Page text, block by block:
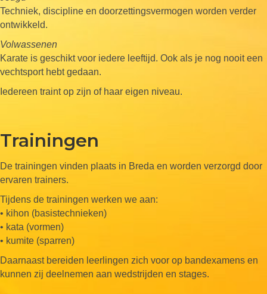
Techniek, discipline en doorzettingsvermogen worden verder
ontwikkeld.
Volwassenen
Karate is geschikt voor iedere leeftijd. Ook als je nog nooit een
vechtsport hebt gedaan.
Iedereen traint op zijn of haar eigen niveau.
Trainingen
De trainingen vinden plaats in Breda en worden verzorgd door
ervaren trainers.
Tijdens de trainingen werken we aan:
• kihon (basistechnieken)
• kata (vormen)
• kumite (sparren)
Daarnaast bereiden leerlingen zich voor op bandexamens en
kunnen zij deelnemen aan wedstrijden en stages.